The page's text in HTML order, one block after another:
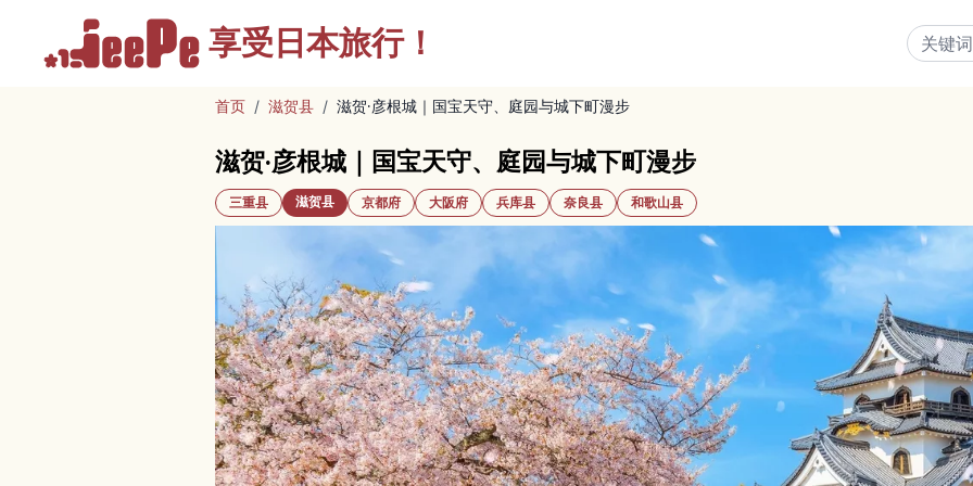
享受 日本旅行！
首页 / 滋贺县 / 滋贺·彦根城｜国宝天守、庭园与城下町漫步
滋贺·彦根城｜国宝天守、庭园与城下町漫步
三重县 滋贺县 京都府 大阪府 兵库县 奈良县 和歌山县